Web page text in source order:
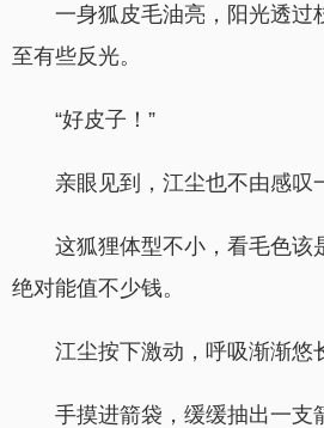
一身狐皮毛油亮，阳光透过
至有些反光。
“好皮子！”
亲眼见到，江尘也不由感叹
这狐狸体型不小，看毛色该
绝对能值不少钱。
江尘按下激动，呼吸渐渐悠
手摸进箭袋，缓缓抽出一支